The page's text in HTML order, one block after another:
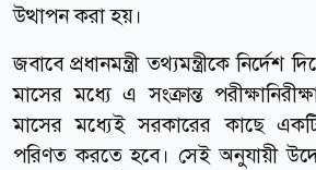
উত্থাপন করা হয়।
জবাবে প্রধানমন্ত্রী তথ্যমন্ত্রীকে
মাসের মধ্যে এ সংক্রান্ত
মাসের মধ্যেই সরকারের কাছে
পরিণত করতে হবে। সেই অনুযায়ী